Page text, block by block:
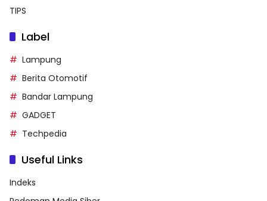
TIPS
Label
Lampung
Berita Otomotif
Bandar Lampung
GADGET
Techpedia
Useful Links
Indeks